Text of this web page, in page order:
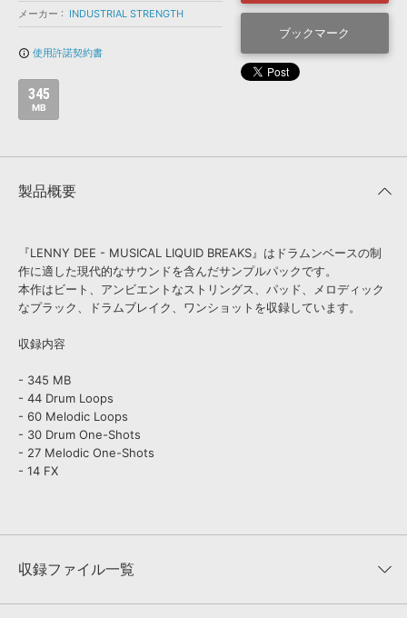
APS
SLS
メーカー
INDUSTRIAL STRENGTH
info_outline 使用許諾契約書
345
MB
ブックマーク
製品概要
『LENNY DEE - MUSICAL LIQUID BREAKS』はドラムンベースの制
作に適した現代的なサウンドを含んだサンプルパックです。
本作はビート、アンビエントなストリングス、パッド、メロディック
なプラック、ドラムブレイク、ワンショットを収録しています。
収録内容
- 345 MB
- 44 Drum Loops
- 60 Melodic Loops
- 30 Drum One-Shots
- 27 Melodic One-Shots
- 14 FX
収録ファイル一覧